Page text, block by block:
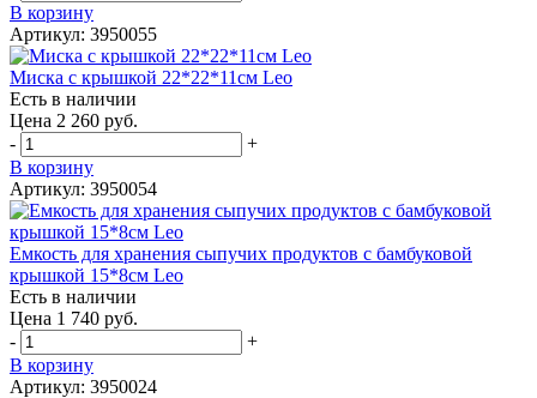
В корзину
Артикул: 3950055
Миска с крышкой 22*22*11см Leo
Есть в наличии
Цена 2 260 руб.
-
+
В корзину
Артикул: 3950054
Емкость для хранения сыпучих продуктов с бамбуковой
крышкой 15*8см Leo
Есть в наличии
Цена 1 740 руб.
-
+
В корзину
Артикул: 3950024